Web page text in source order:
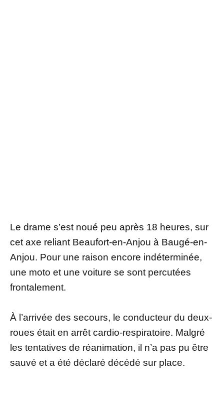
Le drame s’est noué peu après 18 heures, sur
cet axe reliant Beaufort-en-Anjou à Baugé-en-
Anjou. Pour une raison encore indéterminée,
une moto et une voiture se sont percutées
frontalement.
À l’arrivée des secours, le conducteur du deux-
roues était en arrêt cardio-respiratoire. Malgré
les tentatives de réanimation, il n’a pas pu être
sauvé et a été déclaré décédé sur place.